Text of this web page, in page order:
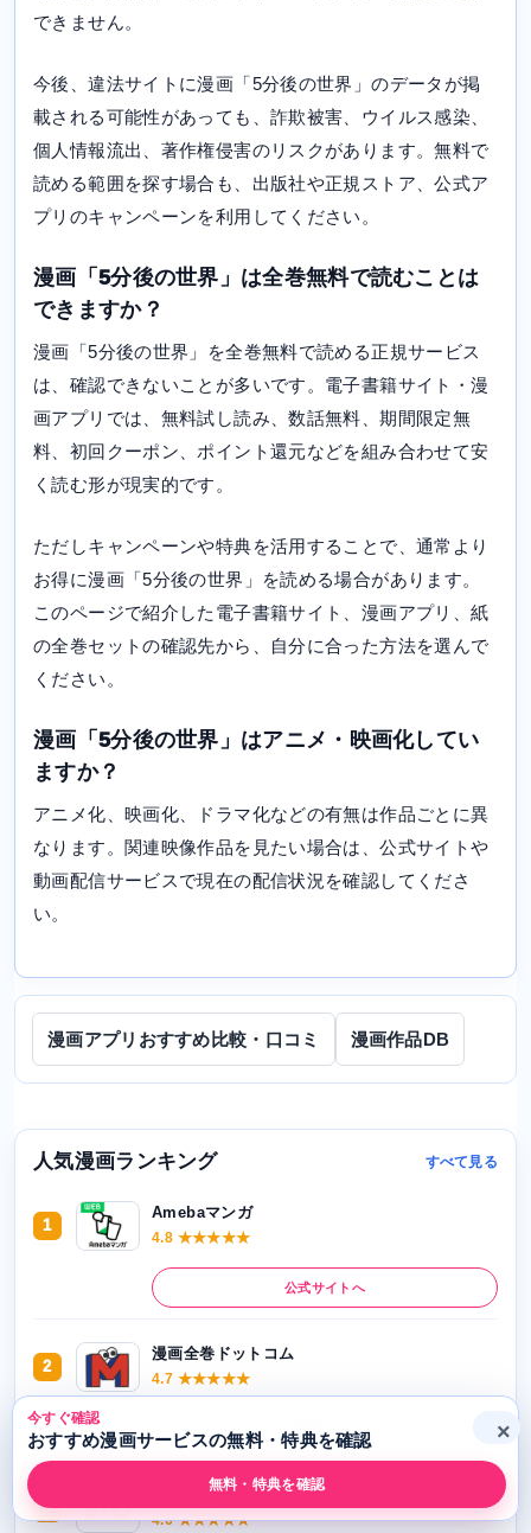
できません。
今後、違法サイトに漫画「5分後の世界」のデータが掲
載される可能性があっても、詐欺被害、ウイルス感染、
個人情報流出、著作権侵害のリスクがあります。無料で
読める範囲を探す場合も、出版社や正規ストア、公式ア
プリのキャンペーンを利用してください。
漫画「5分後の世界」は全巻無料で読むことは
できますか？
漫画「5分後の世界」を全巻無料で読める正規サービス
は、確認できないことが多いです。電子書籍サイト・漫
画アプリでは、無料試し読み、数話無料、期間限定無
料、初回クーポン、ポイント還元などを組み合わせて安
く読む形が現実的です。
ただしキャンペーンや特典を活用することで、通常より
お得に漫画「5分後の世界」を読める場合があります。
このページで紹介した電子書籍サイト、漫画アプリ、紙
の全巻セットの確認先から、自分に合った方法を選んで
ください。
漫画「5分後の世界」はアニメ・映画化してい
ますか？
アニメ化、映画化、ドラマ化などの有無は作品ごとに異
なります。関連映像作品を見たい場合は、公式サイトや
動画配信サービスで現在の配信状況を確認してくださ
い。
漫画アプリおすすめ比較・口コミ 漫画作品DB
人気漫画ランキング すべて見る
1
Amebaマンガ
4.8 ★★★★★
公式サイトへ
2
漫画全巻ドットコム
4.7 ★★★★★
公式サイトへ
3
コミックシーモア
4.6 ★★★★★
今すぐ確認
おすすめ漫画サービスの無料・特典を確認
無料・特典を確認
×